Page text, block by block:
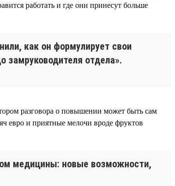
работать и где они принесут больше
как он формулирует свои
замруководителя отдела».
разговора о повышении может быть сам
евро и приятные мелочи вроде фруктов
медицины: новые возможности,